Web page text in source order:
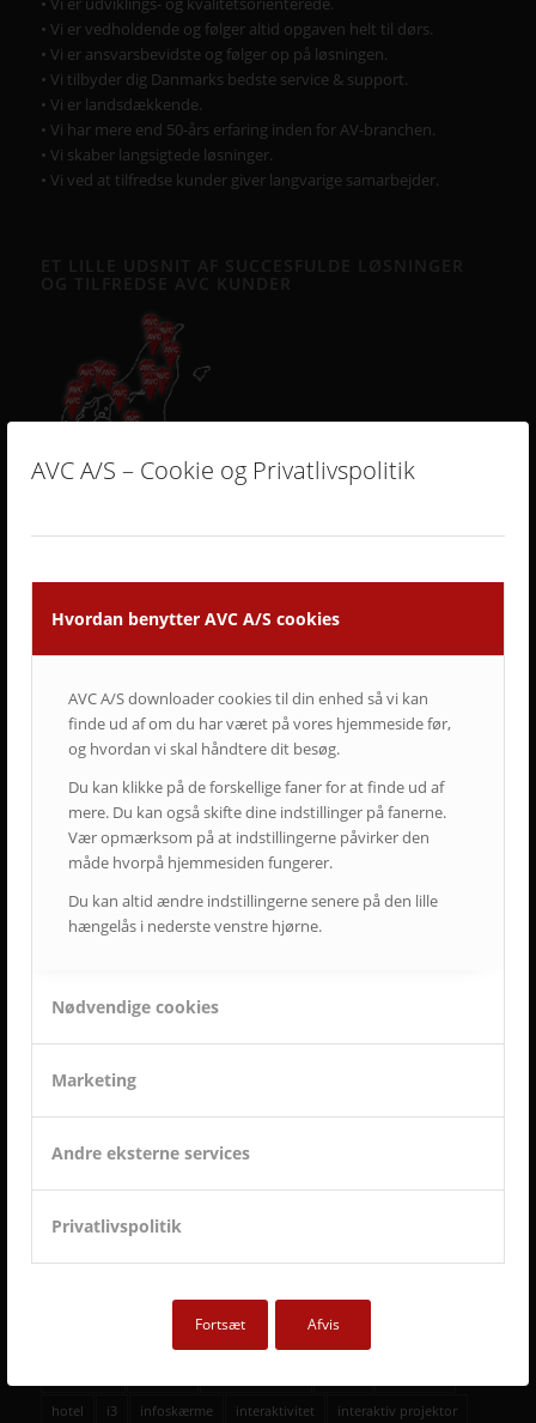
AVC A/S – Cookie og Privatlivspolitik
Hvordan benytter AVC A/S cookies
AVC A/S downloader cookies til din enhed så vi kan
finde ud af om du har været på vores hjemmeside før,
og hvordan vi skal håndtere dit besøg.
Du kan klikke på de forskellige faner for at finde ud af
mere. Du kan også skifte dine indstillinger på fanerne.
Vær opmærksom på at indstillingerne påvirker den
måde hvorpå hjemmesiden fungerer.
Du kan altid ændre indstillingerne senere på den lille
hængelås i nederste venstre hjørne.
Nødvendige cookies
Marketing
Andre eksterne services
Privatlivspolitik
Fortsæt Afvis
• Vi er vedholdende og følger altid opgaven helt til dørs.
• Vi er ansvarsbevidste og følger op på løsningen.
• Vi tilbyder dig Danmarks bedste service & support.
• Vi er landsdækkende.
• Vi har mere end 50-års erfaring inden for AV-branchen.
• Vi skaber langsigtede løsninger.
• Vi ved at tilfredse kunder giver langvarige samarbejder.
SENESTE AVC KAMPAGNER
Kampagne – Lenovo ThinkSmart One
12. juni 2026 - 10:27
Kampagne – Stor skærm – Lille pris
SENESTE AVC CASES
Better Collective
Vega
18. august 2023 - 11:56
TAGS – DIN GENVEJ TIL POPULÆRE EMNER
hotel
i3 infoskærme interaktivitet
interaktiv projektor